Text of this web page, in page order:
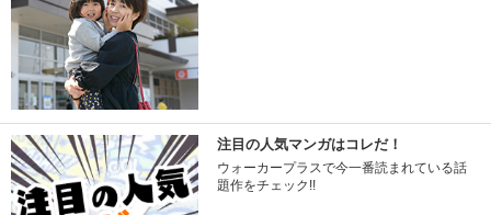
注目の人気マンガはコレだ！
ウォーカープラスで今一番読まれている話
題作をチェック!!